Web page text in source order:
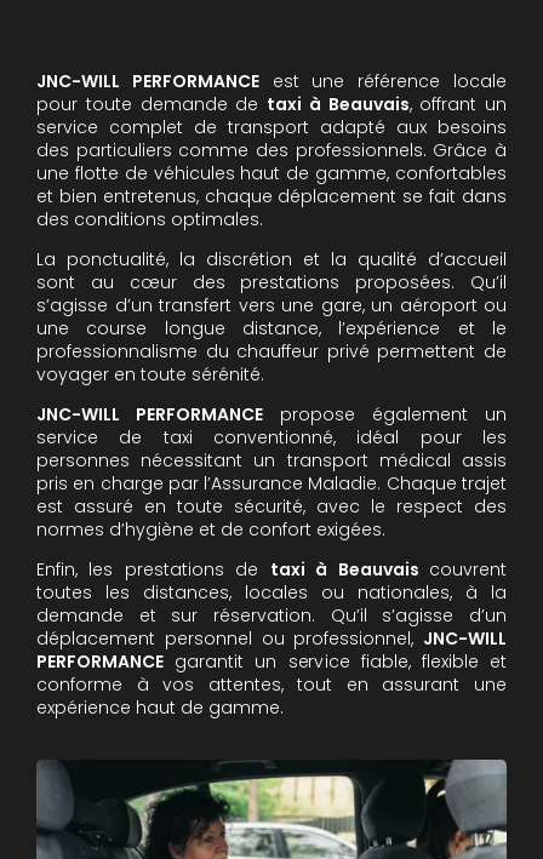
JNC-WILL PERFORMANCEest une référence locale
pour toute demande de taxi à Beauvais, offrant un
service complet de transport adapté aux besoins
des particuliers comme des professionnels. Grâce à
une flotte de véhicules haut de gamme, confortables
et bien entretenus, chaque déplacement se fait dans
des conditions optimales.
La ponctualité, la discrétion et la qualité d’accueil
sont au cœur des prestations proposées. Qu’il
s’agisse d’un transfert vers une gare, un aéroport ou
une course longue distance, l’expérience et le
professionnalisme du chauffeur privé permettent de
voyager en toute sérénité.
JNC-WILL PERFORMANCE propose également un
service de taxi conventionné, idéal pour les
personnes nécessitant un transport médical assis
pris en charge par l’Assurance Maladie. Chaque trajet
est assuré en toute sécurité, avec le respect des
normes d’hygiène et de confort exigées.
Enfin, les prestations de taxi à Beauvais couvrent
toutes les distances, locales ou nationales, à la
demande et sur réservation. Qu’il s’agisse d’un
déplacement personnel ou professionnel, JNC-WILL
PERFORMANCE garantit un service fiable, flexible et
conforme à vos attentes, tout en assurant une
expérience haut de gamme.